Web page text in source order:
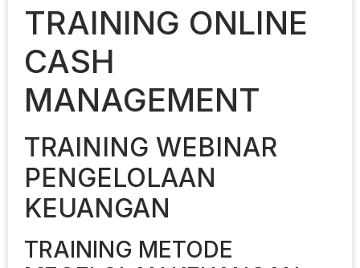
TRAINING ONLINE
CASH
MANAGEMENT
TRAINING WEBINAR
PENGELOLAAN
KEUANGAN
TRAINING METODE